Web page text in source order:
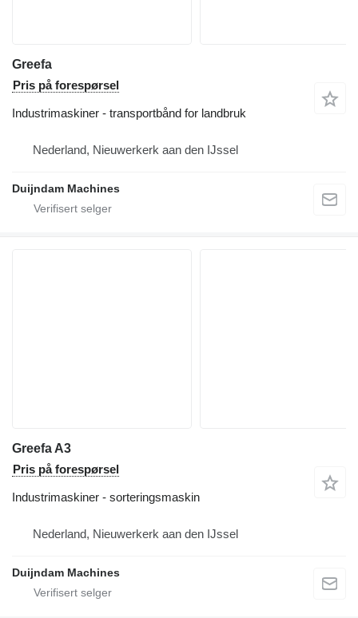
Greefa
Pris på forespørsel
Industrimaskiner - transportbånd for landbruk
Nederland, Nieuwerkerk aan den IJssel
Duijndam Machines
Greefa A3
Pris på forespørsel
Industrimaskiner - sorteringsmaskin
Nederland, Nieuwerkerk aan den IJssel
Duijndam Machines